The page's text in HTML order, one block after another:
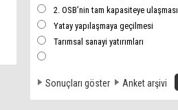
2. OSB’nin tam kapasiteye ulaşması
Yatay yapılaşmaya geçilmesi
Tarımsal sanayi yatırımları
Sonuçları göster Anket arşivi